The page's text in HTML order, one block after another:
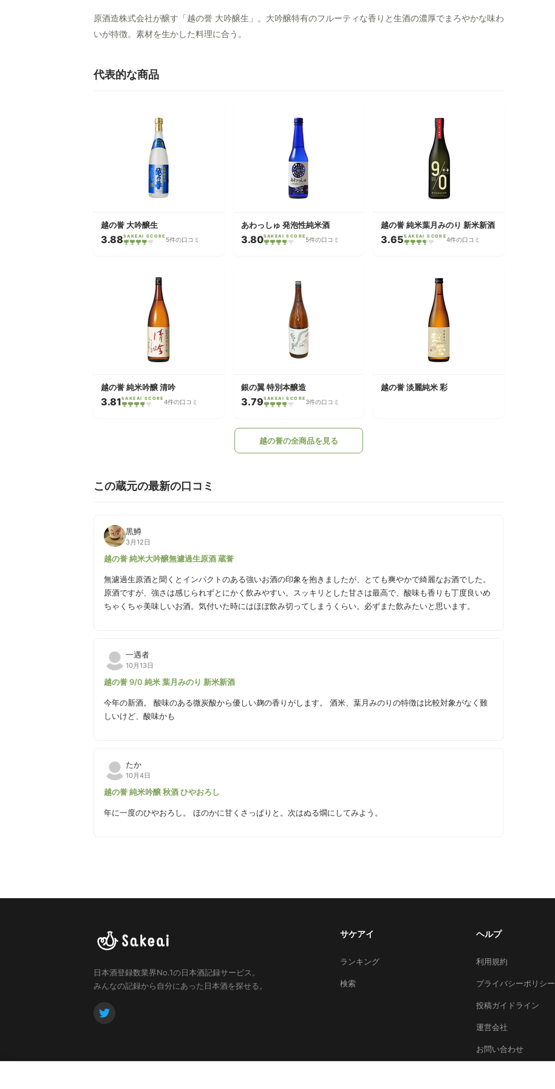
原酒造株式会社が醸す「越の誉 大吟醸生」。大吟醸特有のフルーティな香りと生酒の濃厚でまろやかな味わ
いが特徴。素材を生かした料理に合う。
代表的な商品
越の誉 大吟醸生
3.88SAKEAI SCORE 5件の口コミ
あわっしゅ 発泡性純米酒
3.80SAKEAI SCORE 5件の口コミ
越の誉 純米葉月みのり 新米新酒
3.65SAKEAI SCORE4件の口コミ
越の誉 純米吟醸 清吟
3.81SAKEAI SCORE 4件の口コミ
銀の翼 特別本醸造
3.79SAKEAI SCORE 3件の口コミ
越の誉 淡麗純米 彩
越の誉の全商品を見る
この蔵元の最新の口コミ
黒鱒
3月12日
越の誉 純米大吟醸無濾過生原酒 蔵誉
無濾過生原酒と聞くとインパクトのある強いお酒の印象を抱きましたが、とても爽やかで綺麗なお酒でした。
原酒ですが、強さは感じられずとにかく飲みやすい。スッキリとした甘さは最高で、酸味も香りも丁度良いめ
ちゃくちゃ美味しいお酒。気付いた時にはほぼ飲み切ってしまうくらい。必ずまた飲みたいと思います。
一遇者
10月13日
越の誉 9/0 純米 葉月みのり 新米新酒
今年の新酒。 酸味のある微炭酸から優しい麹の香りがします。 酒米、葉月みのりの特徴は比較対象がなく難
しいけど、酸味かも
たか
10月4日
越の誉 純米吟醸 秋酒 ひやおろし
年に一度のひやおろし。 ほのかに甘くさっぱりと。次はぬる燗にしてみよう。
日本酒登録数業界No.1の日本酒記録サービス。
みんなの記録から自分にあった日本酒を探せる。
サケアイ
ランキング
検索
ヘルプ
利用規約
プライバシーポリシー
投稿ガイドライン
運営会社
お問い合わせ